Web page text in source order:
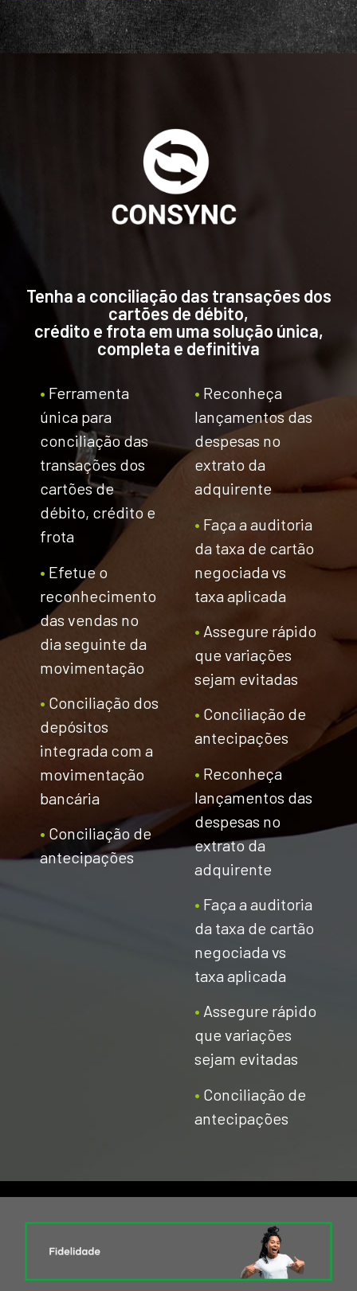
Tenha a conciliação das transações dos
cartões de débito,
crédito e frota em uma solução única,
completa e definitiva
• Ferramenta
única para
conciliação das
transações dos
cartões de
débito, crédito e
frota
• Efetue o
reconhecimento
das vendas no
dia seguinte da
movimentação
• Conciliação dos
depósitos
integrada com a
movimentação
bancária
• Conciliação de
antecipações
• Reconheça
lançamentos das
despesas no
extrato da
adquirente
• Faça a auditoria
da taxa de cartão
negociada vs
taxa aplicada
• Assegure rápido
que variações
sejam evitadas
• Conciliação de
antecipações
• Reconheça
lançamentos das
despesas no
extrato da
adquirente
• Faça a auditoria
da taxa de cartão
negociada vs
taxa aplicada
• Assegure rápido
que variações
sejam evitadas
• Conciliação de
antecipações